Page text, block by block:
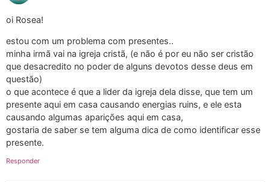
oi Rosea!
estou com um problema com presentes..
minha irmã vai na igreja cristã, (e não é por eu não ser cristão
que desacredito no poder de alguns devotos desse deus em
questão)
o que acontece é que a lider da igreja dela disse, que tem um
presente aqui em casa causando energias ruins, e ele esta
causando algumas aparições aqui em casa,
gostaria de saber se tem alguma dica de como identificar esse
presente.
Responder